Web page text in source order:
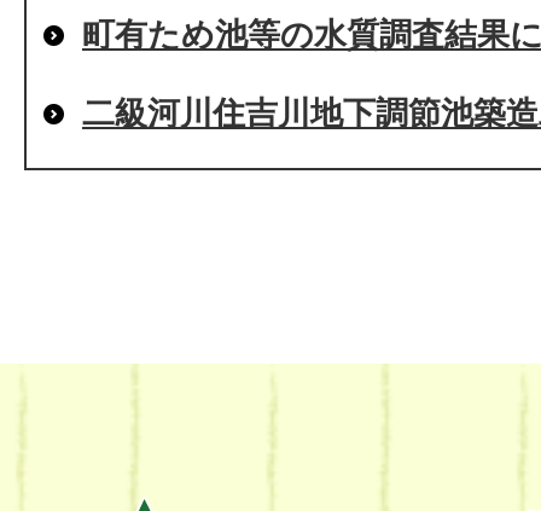
町有ため池等の水質調査結果
二級河川住吉川地下調節池築